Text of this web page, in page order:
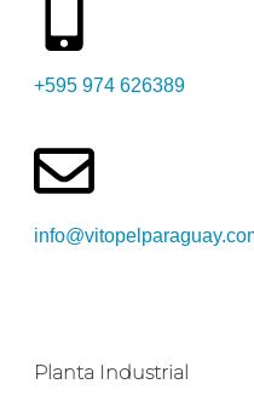
+595 974 626389
Planta Industrial